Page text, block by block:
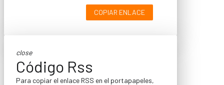
COPIAR ENLACE
close
Código Rss
Para copiar el enlace RSS en el portapapeles,